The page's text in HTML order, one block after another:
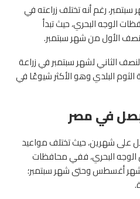
رغم أنه تختلف زراعته في
الوجه البحري، حيث تبدأ
الأول من شهر سبتمبر.
الثاني لشهر سبتمبر في زراعة
الثوم البلدي وهو الأكثر شيوعًا في
في مصر
على شهرين، حيث تختلف مواعيد
الوجه البحري، ففي محافظات
شهر أغسطس وحتى شهر سبتمبر؛